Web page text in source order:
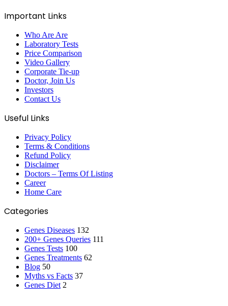
Important Links
Who Are Are
Laboratory Tests
Price Comparison
Video Gallery
Corporate Tie-up
Doctor, Join Us
Investors
Contact Us
Useful Links
Privacy Policy
Terms & Conditions
Refund Policy
Disclaimer
Doctors – Terms Of Listing
Career
Home Care
Categories
Genes Diseases 132
200+ Genes Queries 111
Genes Tests 100
Genes Treatments 62
Blog 50
Myths vs Facts 37
Genes Diet 2